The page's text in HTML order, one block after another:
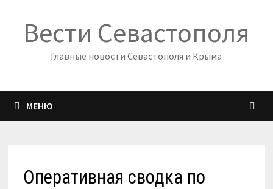
содержимому
Вести Севастополя
Главные новости Севастополя и Крыма
МЕНЮ
Оперативная сводка по